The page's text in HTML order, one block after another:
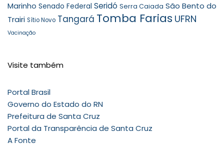
Marinho Senado Federal Seridó Serra Caiada São Bento do
Trairi Sítio Novo Tangará Tomba Farias UFRN
Vacinação
Visite também
Portal Brasil
Governo do Estado do RN
Prefeitura de Santa Cruz
Portal da Transparência de Santa Cruz
A Fonte